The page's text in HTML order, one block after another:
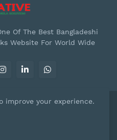
Of The Best Bangladeshi
Website For World Wide
improve your experience.